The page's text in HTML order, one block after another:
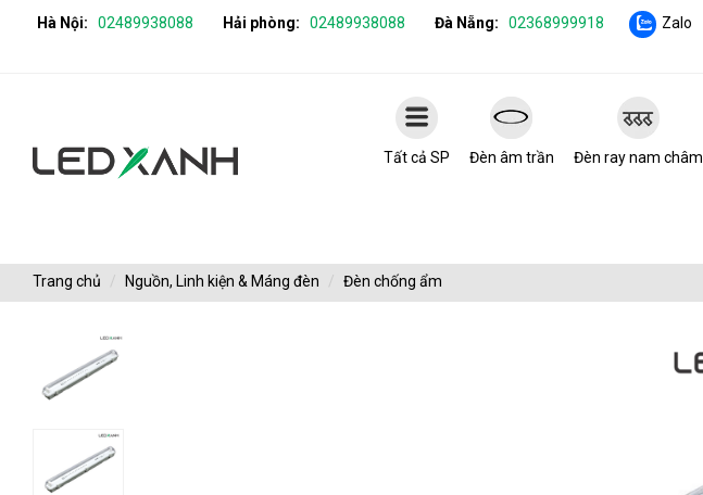
Hà Nội: 02489938088 Hải phòng: 02489938088 Đà Nẵng: 02368999918 Zalo
Tất cả SP Đèn âm trần Đèn ray nam châm
Trang chủ Nguồn, Linh kiện & Máng đèn Đèn chống ẩm